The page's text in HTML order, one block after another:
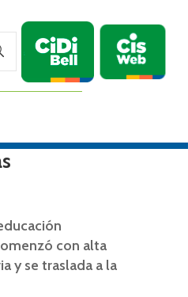
con alta
y se traslada a la